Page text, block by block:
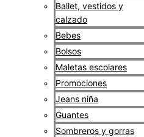
Ballet, vestidos y
calzado
Bebes
Bolsos
Maletas escolares
Promociones
Jeans niña
Guantes
Sombreros y gorras